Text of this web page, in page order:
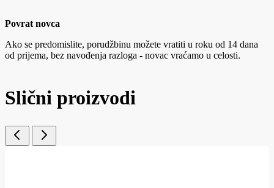
Povrat novca
Ako se predomislite, porudžbinu možete vratiti u roku od 14 dana
od prijema, bez navođenja razloga - novac vraćamo u celosti.
Slični proizvodi